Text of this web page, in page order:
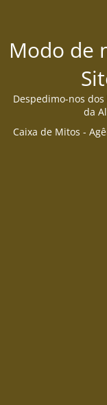
Modo de
Despedimo-nos
da
Caixa de Mitos -